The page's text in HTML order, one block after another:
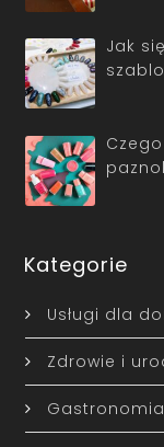
Jak
Kategorie
Usługi dla
Zdrowie i
Gastronomia